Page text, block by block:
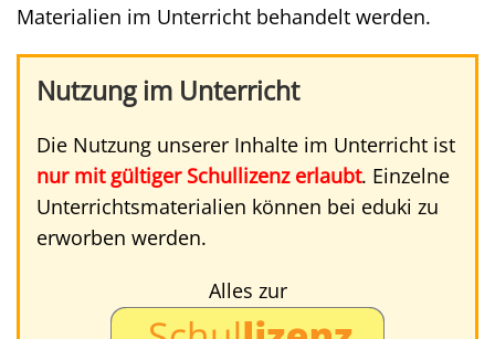
Materialien im Unterricht behandelt werden.
Nutzung im Unterricht
Die Nutzung unserer Inhalte im Unterricht ist
nur mit gültiger Schullizenz erlaubt. Einzelne
Unterrichtsmaterialien können bei eduki zu
erworben werden.
Alles zur